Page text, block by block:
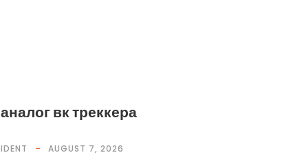
аналог вк треккера
IDENT AUGUST 7, 2026